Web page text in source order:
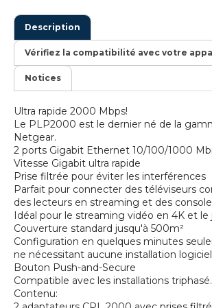
Description
Vérifiez la compatibilité avec votre
Notices
Ultra rapide 2000 Mbps!
Le PLP2000 est le dernier né de la
Netgear.
2 ports Gigabit Ethernet 10/100/1000
Vitesse Gigabit ultra rapide
Prise filtrée pour éviter les interférences
Parfait pour connecter des téléviseurs
des lecteurs en streaming et des
Idéal pour le streaming vidéo en 4K et le
Couverture standard jusqu'à 500m²
Configuration en quelques minutes
ne nécessitant aucune installation
Bouton Push-and-Secure
Compatible avec les installations triphasé.
Contenu: